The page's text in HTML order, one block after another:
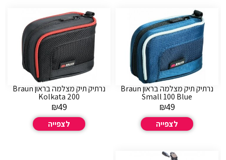
נרתיק תיק מצלמה בראון Braun
Small 100 Blue
₪49
לצפייה
נרתיק תיק מצלמה בראון Braun
Kolkata 200
₪49
לצפייה